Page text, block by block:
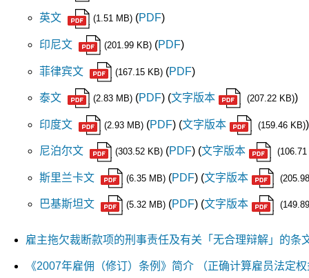
英文 (1.51 MB)(PDF)
印尼文 (201.99 KB)(PDF)
菲律宾文 (167.15 KB)(PDF)
泰文 (2.83 MB)(PDF) (文字版本 (207.22 KB))
印度文 (2.93 MB)(PDF) (文字版本 (159.46 KB))
尼泊尔文 (303.52 KB)(PDF) (文字版本
斯里兰卡文 (6.35 MB)(PDF) (文字版本
巴基斯坦文 (5.32 MB)(PDF) (文字版本
雇主拖欠裁断款项的刑事责任及有关「无合理辩解」的条
《2007年雇佣（修订）条例》简介 （正确计算雇员法定